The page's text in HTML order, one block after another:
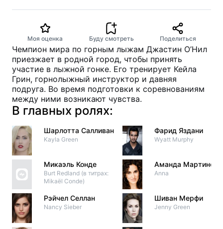
Моя оценка Буду смотреть Поделиться
Чемпион мира по горным лыжам Джастин О’Нил
приезжает в родной город, чтобы принять
участие в лыжной гонке. Его тренирует Кейла
Грин, горнолыжный инструктор и давняя
подруга. Во время подготовки к соревнованиям
между ними возникают чувства.
В главных ролях:
Шарлотта Салливан
Kayla Green
Микаэль Конде
Burt Redland (в титрах:
Mikaël Conde)
Рэйчел Селлан
Nancy Sieber
Фарид Яздани
Wyatt Murphy
Аманда Мартинес
Anna
Шиван Мерфи
Jenny Green